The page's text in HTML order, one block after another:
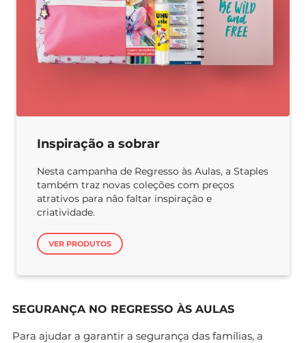
Inspiração a sobrar
Nesta campanha de Regresso às Aulas, a Staples
também traz novas coleções com preços
atrativos para não faltar inspiração e
criatividade.
VER PRODUTOS
SEGURANÇA NO REGRESSO ÀS AULAS
Para ajudar a garantir a segurança das famílias, a